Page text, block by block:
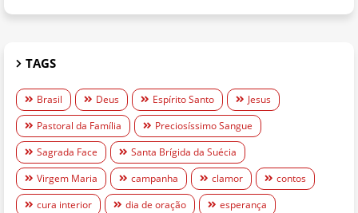
TAGS
Brasil Deus Espírito Santo
Jesus
Pastoral da Família
Preciosíssimo Sangue
Sagrada Face
Santa Brígida da Suécia
Virgem Maria
campanha clamor
contos
cura interior
dia de oração
esperança